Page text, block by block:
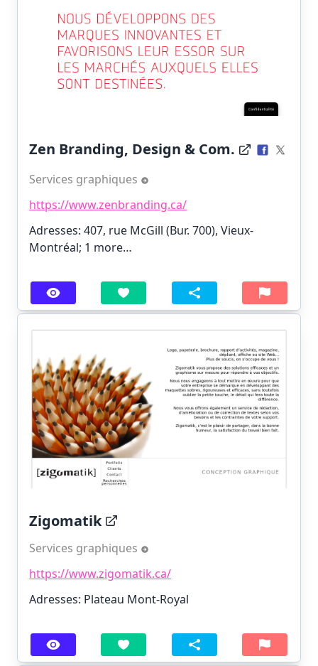
Zen Branding, Design & Com.
Services graphiques
https://www.zenbranding.ca/
Adresses: 407, rue McGill (Bur. 700), Vieux-
Montréal; 1 more…
Zigomatik
Services graphiques
https://www.zigomatik.ca/
Adresses: Plateau Mont-Royal